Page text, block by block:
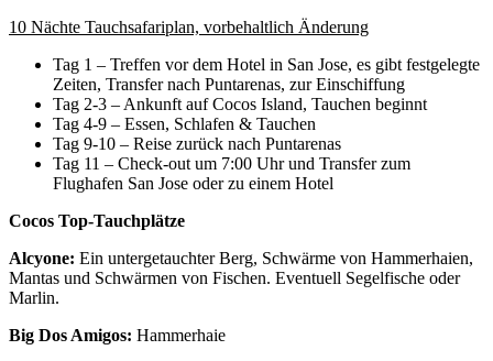
10 Nächte Tauchsafariplan, vorbehaltlich Änderung
Tag 1 – Treffen vor dem Hotel in San Jose, es gibt festgelegte
Zeiten, Transfer nach Puntarenas, zur Einschiffung
Tag 2-3 – Ankunft auf Cocos Island, Tauchen beginnt
Tag 4-9 – Essen, Schlafen & Tauchen
Tag 9-10 – Reise zurück nach Puntarenas
Tag 11 – Check-out um 7:00 Uhr und Transfer zum
Flughafen San Jose oder zu einem Hotel
Cocos Top-Tauchplätze
Alcyone: Ein untergetauchter Berg, Schwärme von Hammerhaien,
Mantas und Schwärmen von Fischen. Eventuell Segelfische oder
Marlin.
Big Dos Amigos: Hammerhaie